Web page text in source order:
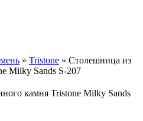
» Tristone » Столешница из
Milky Sands S-207